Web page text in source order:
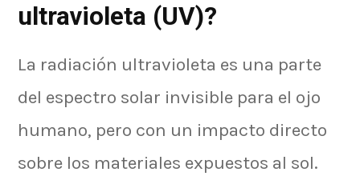
ultravioleta (UV)?
La radiación ultravioleta es una parte
del espectro solar invisible para el ojo
humano, pero con un impacto directo
sobre los materiales expuestos al sol.